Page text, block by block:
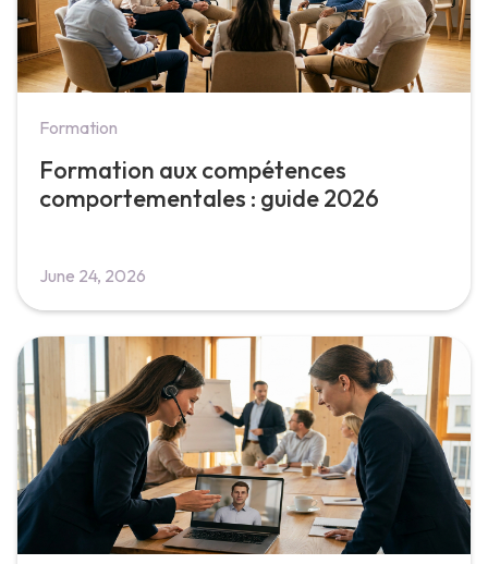
Formation
Formation aux compétences
comportementales : guide 2026
June 24, 2026